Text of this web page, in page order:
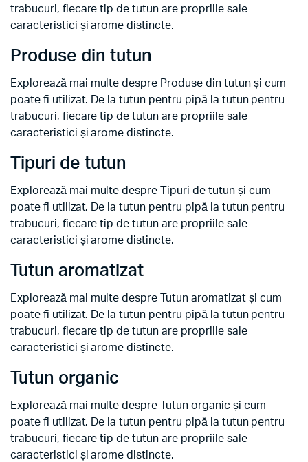
trabucuri, fiecare tip de tutun are propriile sale
caracteristici și arome distincte.
Produse din tutun
Explorează mai multe despre Produse din tutun și cum
poate fi utilizat. De la tutun pentru pipă la tutun pentru
trabucuri, fiecare tip de tutun are propriile sale
caracteristici și arome distincte.
Tipuri de tutun
Explorează mai multe despre Tipuri de tutun și cum
poate fi utilizat. De la tutun pentru pipă la tutun pentru
trabucuri, fiecare tip de tutun are propriile sale
caracteristici și arome distincte.
Tutun aromatizat
Explorează mai multe despre Tutun aromatizat și cum
poate fi utilizat. De la tutun pentru pipă la tutun pentru
trabucuri, fiecare tip de tutun are propriile sale
caracteristici și arome distincte.
Tutun organic
Explorează mai multe despre Tutun organic și cum
poate fi utilizat. De la tutun pentru pipă la tutun pentru
trabucuri, fiecare tip de tutun are propriile sale
caracteristici și arome distincte.